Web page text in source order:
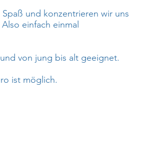
und konzentrieren wir uns
einfach einmal
von jung bis alt geeignet.
ist möglich.